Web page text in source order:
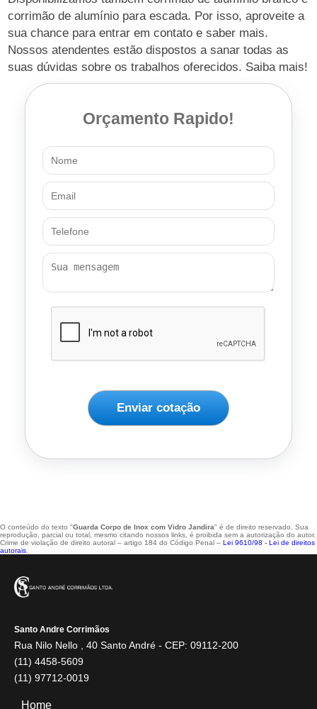
corrimão de alumínio para escada. Por isso, aproveite a
sua chance para entrar em contato e saber mais.
Nossos atendentes estão dispostos a sanar todas as
suas dúvidas sobre os trabalhos oferecidos. Saiba mais!
Orçamento Rapido!
Enviar cotação
O conteúdo do texto "Guarda Corpo de Inox com Vidro Jandira" é de direito reservado. Sua
reprodução, parcial ou total, mesmo citando nossos links, é proibida sem a autorização do autor.
Crime de violação de direito autoral – artigo 184 do Código Penal – Lei 9610/98 - Lei de direitos
autorais
Santo Andre Corrimãos
Rua Nilo Nello , 40 Santo André - CEP: 09112-200
(11) 4458-5609
(11) 97712-0019
Home